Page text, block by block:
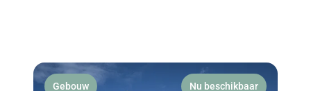
Gebouw Nu beschikbaar